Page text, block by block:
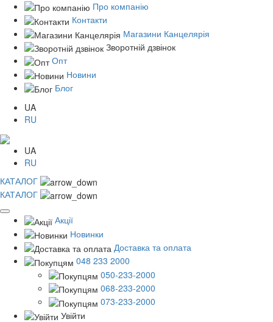
Про компанію
Контакти
Магазини Канцелярія
Зворотній дзвінок
Опт
Новини
Блог
UA
RU
UA
RU
КАТАЛОГ
КАТАЛОГ
Акції
Новинки
Доставка та оплата
048 233 2000
050-233-2000
068-233-2000
073-233-2000
Увійти